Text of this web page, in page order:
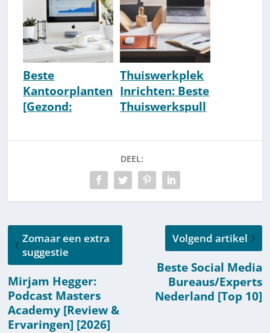
Beste
Kantoorplanten
[Gezond:
Luchtzuiverend
Thuiswerkplek
Inrichten: Beste
Thuiswerkspull
Accessoires
[Lijst]
DEEL:
Zomaar een extra
suggestie
Mirjam Hegger:
Podcast Masters
Academy [Review &
Ervaringen] [2026]
Volgend artikel
Beste Social Media
Bureaus/Experts
Nederland [Top 10]